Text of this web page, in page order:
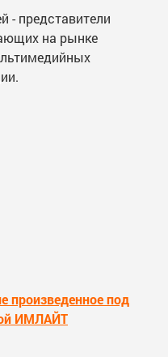
- представители
на рынке
произведенное под
ИМЛАЙТ